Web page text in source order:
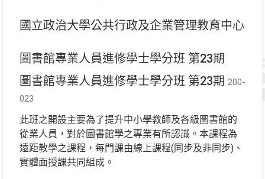
國立政治大學公共行政及企業管理教育中心
圖書館專業人員進修學士學分班 第23期
圖書館專業人員進修學士學分班 第23期 200-
023
此班之開設主要為了提升中小學教師及各級圖書館的
從業人員，對於圖書館學之專業有所認識。本課程為
遠距教學之課程，每門課由線上課程(同步及非同步)、
實體面授課共同組成。